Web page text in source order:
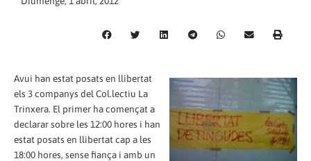
Avui han estat posats en llibertat
els 3 companys del Col.lectiu La
Trinxera. El primer ha començat a
declarar sobre les 12:00 hores i han
estat posats en llibertat cap a les
18:00 hores, sense fiança i amb un